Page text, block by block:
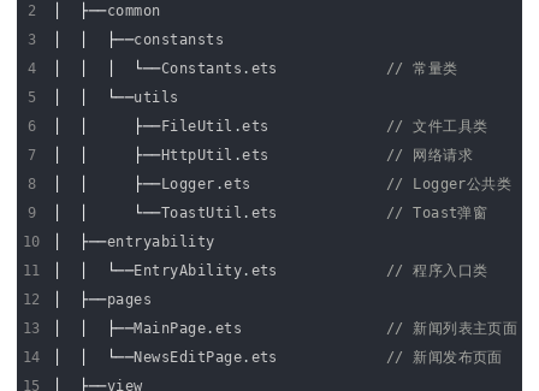
2
3
4
5
6
7
8
9
10
11
12
13
14
15
├──common
├──constansts
└──Constants . ets
// 常量类
└──utils
├──FileUtil .ets
// 文件工具类
├──HttpUtil .ets
// 网络请求
├──Logger .ets
// Logger公共类
└──ToastUtil . ets
// Toast弹窗
├──entryability
└──EntryAbility . ets
// 程序入口类
├──pages
├──MainPage . ets
// 新闻列表主页面
└──NewsEditPage . ets
// 新闻发布页面
├──view